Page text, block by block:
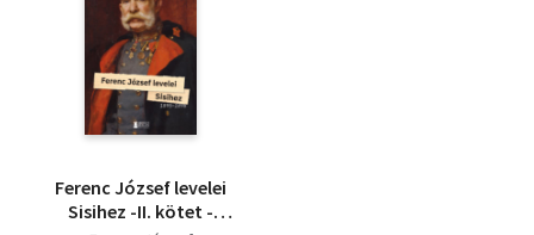
Természettudomány
Történelem
Ferenc József levelei
Sisihez -II. kötet -